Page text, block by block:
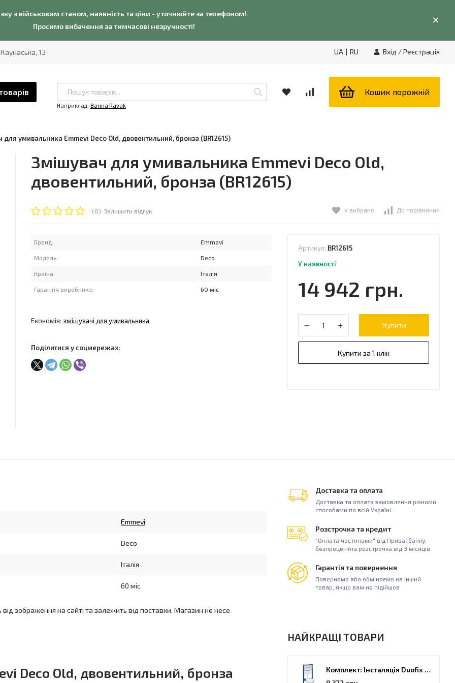
з військовим станом, наявність та ціни - уточнюйте за телефоном!
Просимо вибачення за тимчасові незручності!
13 UA | RU Вхід /Реєстрація
Наприклад: Ванна Ravak
Кошик порожній
для умивальника Emmevi Deco Old, двовентильний, бронза (BR12615)
Змішувач для умивальника Emmevi Deco Old,
двовентильний, бронза (BR12615)
(0) Залишити відгук У вибране До порівняння
Бренд: Emmevi
Модель: Deco
Країна: Італія
Гарантія виробника: 60 міс
Економія: змішувачі для умивальника
Поділитися у соцмережах:
Артикул: BR12615
У наявності
14 942 грн.
Купити
Купити за 1 клік
Доставка та оплата
Доставка та оплата замовлення різними
способами по всій Україні
Розстрочка та кредит
"Оплата частинами" від Приватбанку,
безпроцентна розстрочка від 3 місяців
Гарантія та повернення
Повернемо або обміняємо на інший
товар, якщо вам не підійшов
НАЙКРАЩІ ТОВАРИ
Комплект: Інсталяція Duofix PRO 20 + унітаз Kolo Idol (118.315.21.2)
Emmevi
Deco
Італія
60 міс
зображення на сайті та залежить від поставки. Магазин не несе
Deco Old, двовентильний, бронза